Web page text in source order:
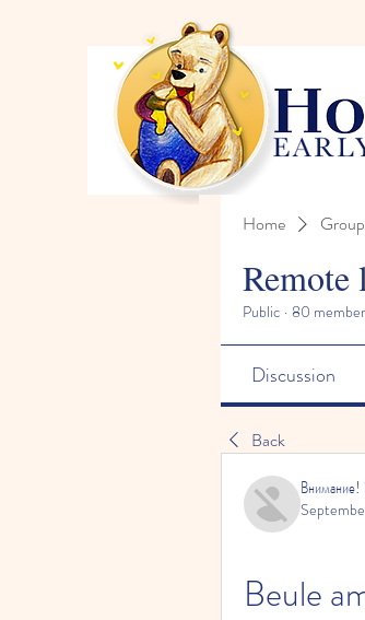
Home
Remote
Public · 80
Discussion
Back
Внимание!
Beule